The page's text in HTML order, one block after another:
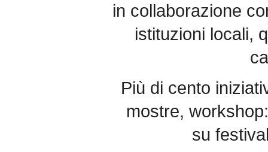
in collaborazione
istituzioni locali,
Più di cento
mostre,
su